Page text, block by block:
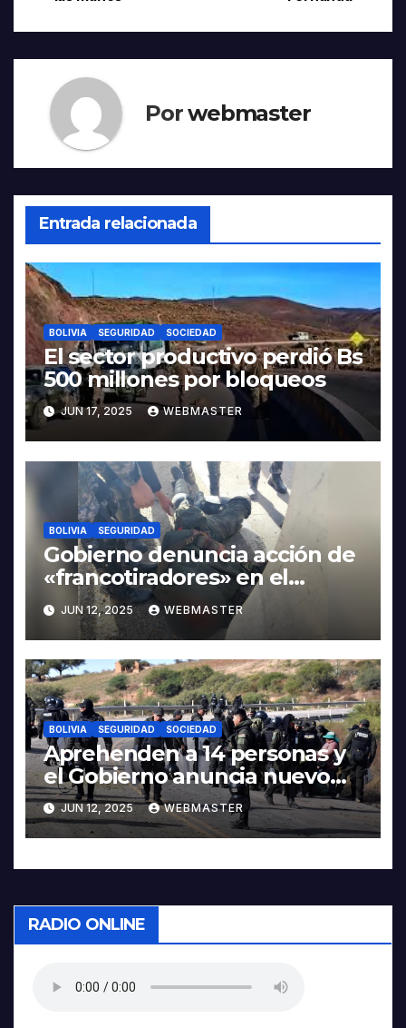
Porwebmaster
Entrada relacionada
BOLIVIA SEGURIDAD SOCIEDAD
El sector productivo perdió Bs
500 millones por bloqueos
JUN 17, 2025 WEBMASTER
BOLIVIA SEGURIDAD
Gobierno denuncia acción de
«francotiradores» en el
asesinato de policías
JUN 12, 2025 WEBMASTER
BOLIVIA SEGURIDAD SOCIEDAD
Aprehenden a 14 personas y
el Gobierno anuncia nuevo
operativo en Llallagua
JUN 12, 2025 WEBMASTER
RADIO ONLINE